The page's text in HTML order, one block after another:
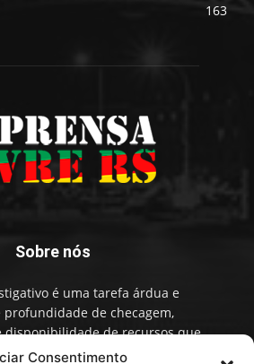
Consentimento
163
Sobre nós
é uma tarefa árdua e
de checagem,
disponibilidade de recursos que
de informação e conteúdo. A